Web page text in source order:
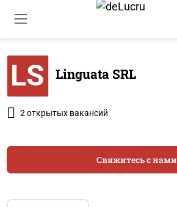
LS Linguata SRL
2 открытых вакансий
Свяжитесь с нами